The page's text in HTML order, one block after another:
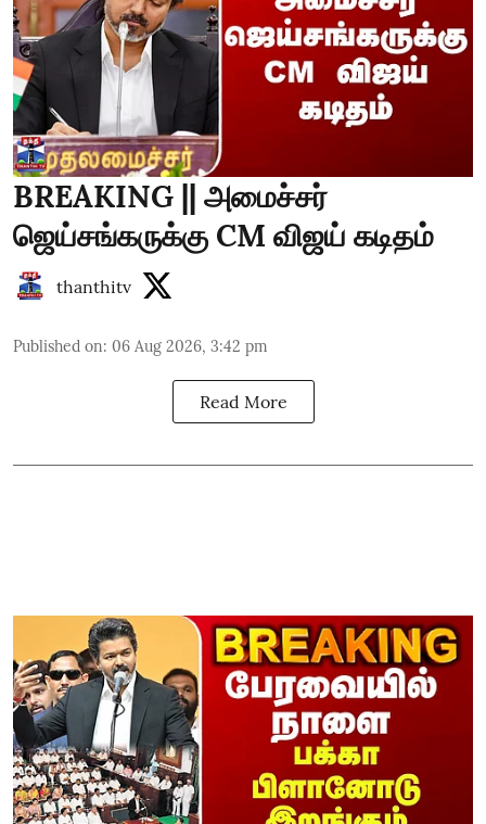
BREAKING || அமைச்சர்
ஜெய்சங்கருக்கு CM விஜய் கடிதம்
thanthitv
Published on: 06 Aug 2026, 3:42 pm
Read More